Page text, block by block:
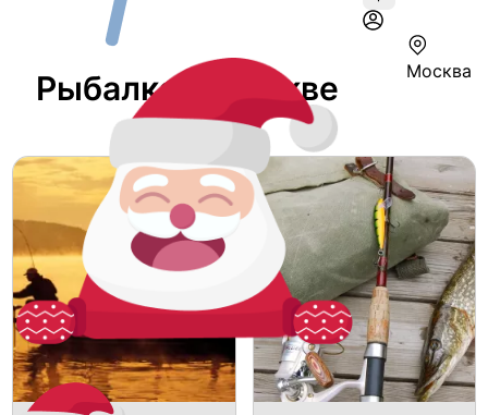
Москва
Рыбалка В Москве